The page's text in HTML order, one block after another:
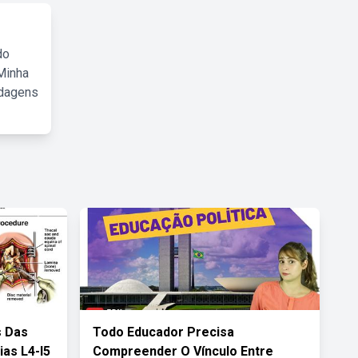
L4-l5
Todo Educador Precisa
Compreender O Vínculo Entre